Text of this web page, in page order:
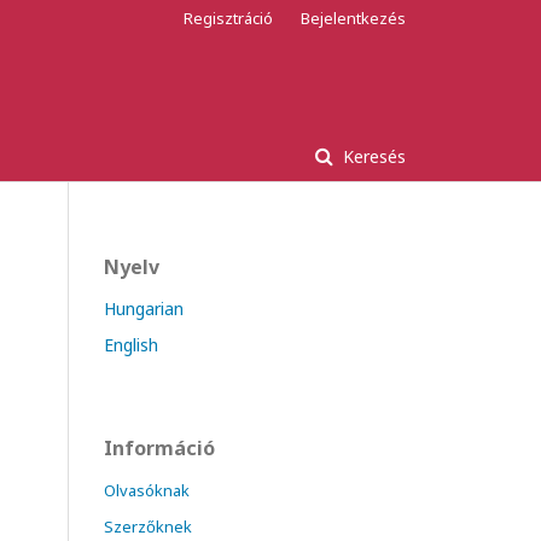
Keresés
Regisztráció Bejelentkezés
Nyelv
Hungarian
English
Információ
Olvasóknak
Szerzőknek